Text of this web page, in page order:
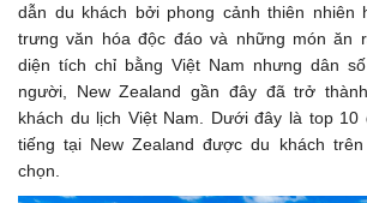
dẫn du khách bởi phong cảnh thiên nhiên
trưng văn hóa độc đáo và những món ăn
diện tích chỉ bằng Việt Nam nhưng dân
người, New Zealand gần đây đã trở
khách du lịch Việt Nam. Dưới đây là top 10
tiếng tại New Zealand được du khách
chọn.